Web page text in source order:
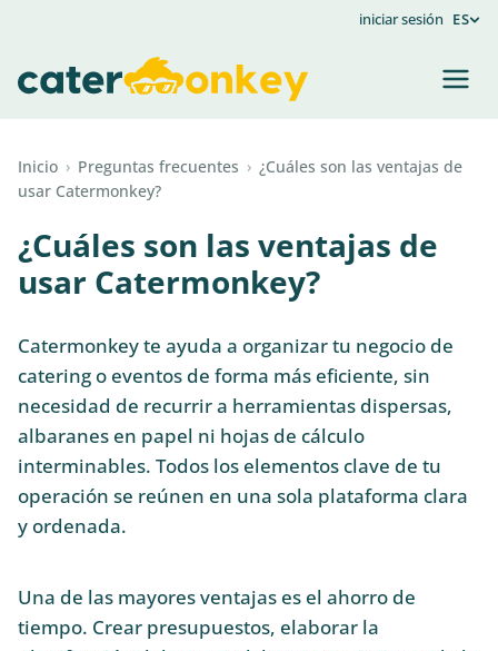
iniciar sesión ES
Inicio › Preguntas frecuentes › ¿Cuáles son las ventajas de
usar Catermonkey?
¿Cuáles son las ventajas de
usar Catermonkey?
Catermonkey te ayuda a organizar tu negocio de
catering o eventos de forma más eficiente, sin
necesidad de recurrir a herramientas dispersas,
albaranes en papel ni hojas de cálculo
interminables. Todos los elementos clave de tu
operación se reúnen en una sola plataforma clara
y ordenada.
Una de las mayores ventajas es el ahorro de
tiempo. Crear presupuestos, elaborar la